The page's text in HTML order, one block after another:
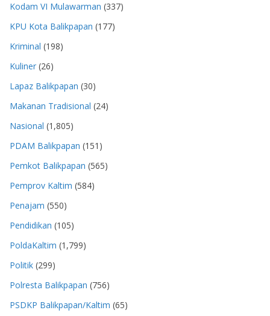
Kodam VI Mulawarman (337)
KPU Kota Balikpapan (177)
Kriminal (198)
Kuliner (26)
Lapaz Balikpapan (30)
Makanan Tradisional (24)
Nasional (1,805)
PDAM Balikpapan (151)
Pemkot Balikpapan (565)
Pemprov Kaltim (584)
Penajam (550)
Pendidikan (105)
PoldaKaltim (1,799)
Politik (299)
Polresta Balikpapan (756)
PSDKP Balikpapan/Kaltim (65)